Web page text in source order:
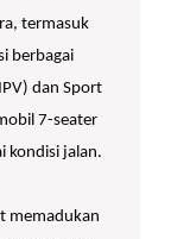
termasuk
berbagai
dan Sport
7-seater
kondisi jalan.
memadukan